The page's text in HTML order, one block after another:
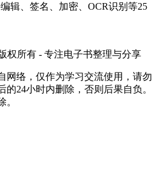
辑、签名、加密、OCR识别等25
权所有 - 专注电子书整理与分享
网络，仅作为学习交流使用，请勿
的24小时内删除，否则后果自负。
。